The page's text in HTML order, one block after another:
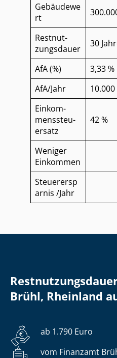
Gebäudewe
rt
Rest­nut­
zungs­dau­er
30
AfA (%) 3,33 %
AfA/Jahr
10.000
Ein­kom­
mens­steu­
er­satz
42 %
Weniger
Einkommen
Steuerersp
arnis /Jahr
Brühl, Rheinland
ab 1.790 Euro
vom Finanzamt